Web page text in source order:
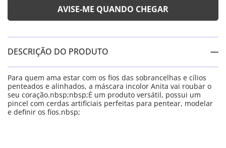
DESCRIÇÃO DO PRODUTO
Para quem ama estar com os fios das sobrancelhas e cílios
penteados e alinhados, a máscara incolor Anita vai roubar o
seu coração.nbsp;nbsp;É um produto versátil, possui um
pincel com cerdas artificiais perfeitas para pentear, modelar
e definir os fios.nbsp;